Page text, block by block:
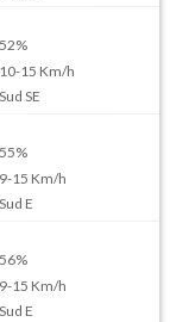
52%
10-15 Km/h
Sud SE
55%
9-15 Km/h
Sud E
56%
9-15 Km/h
Sud E